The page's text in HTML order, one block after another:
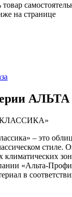
на странице
– это
стиле.
климатических
«Альта-
в